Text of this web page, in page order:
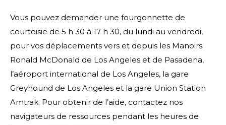
Vous pouvez demander une fourgonnette de
courtoisie de 5 h 30 à 17 h 30, du lundi au vendredi,
pour vos déplacements vers et depuis les Manoirs
Ronald McDonald de Los Angeles et de Pasadena,
l’aéroport international de Los Angeles, la gare
Greyhound de Los Angeles et la gare Union Station
Amtrak. Pour obtenir de l’aide, contactez nos
navigateurs de ressources pendant les heures de